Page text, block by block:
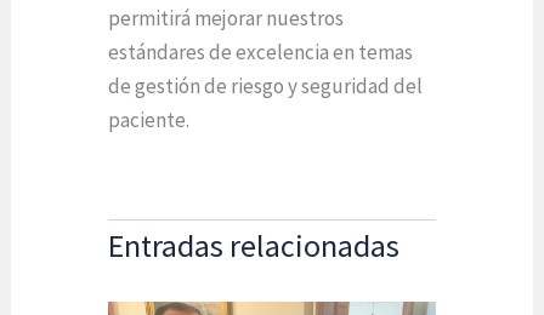
permitirá mejorar nuestros
estándares de excelencia en temas
de gestión de riesgo y seguridad del
paciente.
Entradas relacionadas